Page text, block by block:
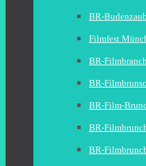
BR-
Filmfest
BR-
BR-
BR-Film-
BR-
BR-